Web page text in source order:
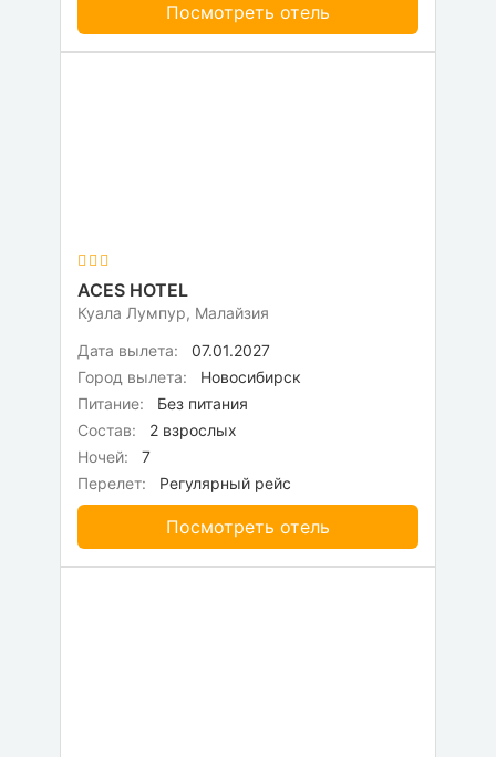
Посмотреть отель
ACES HOTEL
Куала Лумпур, Малайзия
Дата вылета:
07.01.2027
Город вылета:
Новосибирск
Питание:
Без питания
Состав:
2 взрослых
Ночей:
7
Перелет:
Регулярный рейс
Посмотреть отель